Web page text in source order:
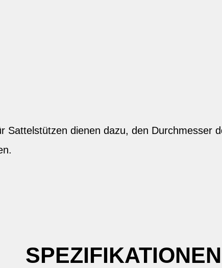
Sattelstützen dienen dazu, den Durchmesser
SPEZIFIKATIONEN